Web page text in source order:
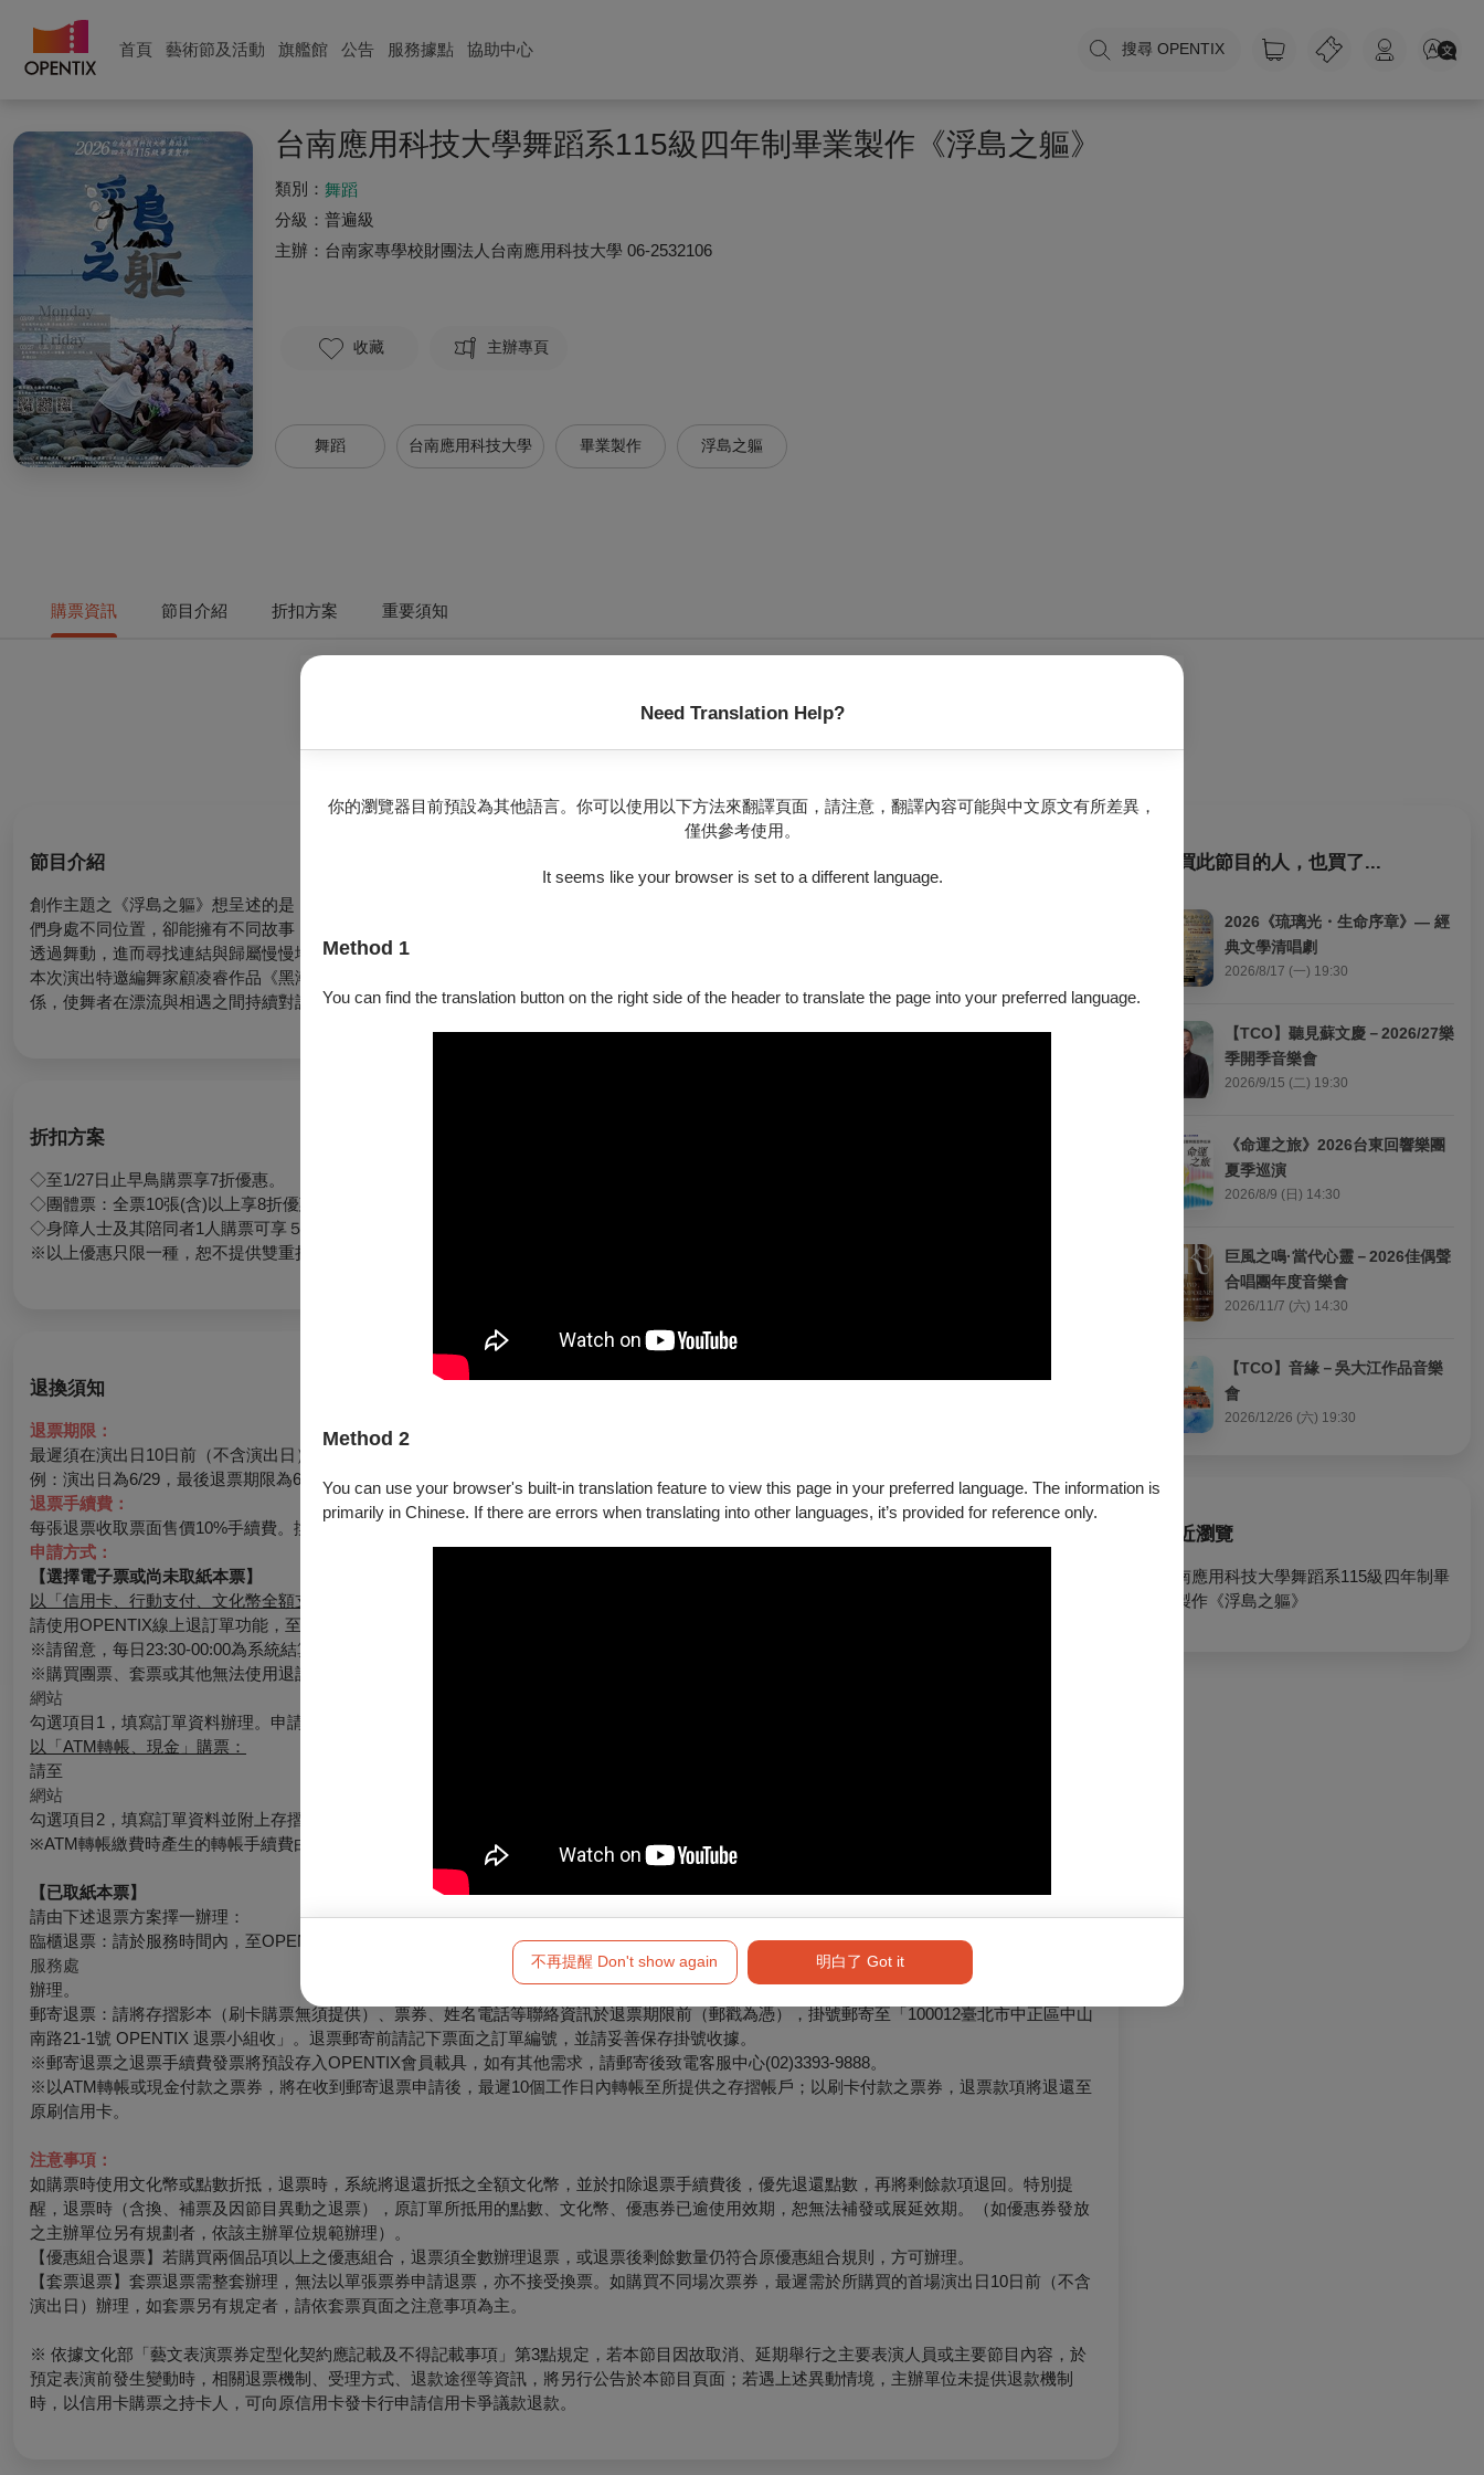
首頁 藝術節及活動 旗艦館 公告 服務據點 協助中心 搜尋 OPENTIX
Need Translation Help?
你的瀏覽器目前預設為其他語言。你可以使用以下方法來翻譯頁面，請注意，翻譯內容可能與中文原文有所差異，
僅供參考使用。
It seems like your browser is set to a different language.
Method 1
You can find the translation button on the right side of the header to translate the page into your preferred language.
Method 2
You can use your browser's built-in translation feature to view this page in your preferred language. The information is
primarily in Chinese. If there are errors when translating into other languages, it’s provided for reference only.
不再提醒 Don't show again 明白了 Got it
台南應用科技大學舞蹈系115級四年制畢業製作《浮島之軀》
類別： 舞蹈
分級： 普遍級
主辦： 台南家專學校財團法人台南應用科技大學 06-2532106
收藏 主辦專頁
舞蹈 台南應用科技大學 畢業製作 浮島之軀
購票資訊 節目介紹 折扣方案 重要須知
無可售場次
節目介紹
創作主題之《浮島之軀》想呈述的是，每個舞者都是一座浮島，漂浮於未知的大海上，時而隨波逐流，時而彼此靠近，當以身體作為連結，即使我
們身處不同位置，卻能擁有不同故事，最特別的是由每個身體出現的律動以連結彼此的身體激起共振，共振過程產生肢體語彙，舞者間的肢體語彙
透過舞動，進而尋找連結與歸屬慢慢地形成舞蹈無以言喻卻能透過感官感受舞蹈傳遞的寓意。
本次演出特邀編舞家顧凌睿作品《黑潮》與編舞家張忠安作品《小花》，兩件作品從不同身體視角出發，形塑群體與個體之間層層交織的動態關
係，使舞者在漂流與相遇之間持續對話，於舞動中映照出關於連結、共振與存在的深層意義。
折扣方案
◇至1/27日止早鳥購票享7折優惠。
◇團體票：全票10張(含)以上享8折優惠(每張$240)； 3人(含)享9折優惠、5人(含)享9折優惠(每張$270)。
◇身障人士及其陪同者1人購票可享５折優惠（入場時請出示證件）
※以上優惠只限一種，恕不提供雙重折扣。
退換須知
退票期限：
最遲須在演出日10日前（不含演出日）辦理，逾期無法受理。
例：演出日為6/29，最後退票期限為6/19。
退票手續費：
每張退票收取票面售價10%手續費。換票視同退票，需退票後重新購買。
申請方式：
【選擇電子票或尚未取紙本票】
以「信用卡、行動支付、文化幣全額支付」購票：
請使用OPENTIX線上退訂單功能，至會員＞訂單紀錄＞點入要退訂的訂單，按下「退訂單」勾選欲退項目，線上完成退訂。
※請留意，每日23:30-00:00為系統結算期間暫停服務。請務必留意退票期限，提前申請。
※購買團票、套票或其他無法使用退訂單功能時，請至
網站
勾選項目1，填寫訂單資料辦理。申請的退票如符合退票規則，將於3個工作日內執行退票作業。
以「ATM轉帳、現金」購票：
請至
網站
勾選項目2，填寫訂單資料並附上存摺照片辦理，申請的退票如符合退票規則，將於3個工作日內執行退票作業。
※ATM轉帳繳費時產生的轉帳手續費由銀行收取，如有退票情形（含換、補票及節目異動之退票），轉帳手續費恕無法一併退還。
【已取紙本票】
請由下述退票方案擇一辦理：
臨櫃退票：請於服務時間內，至OPENTIX臺北、臺中、臺南、高雄四大
服務處
辦理。
郵寄退票：請將存摺影本（刷卡購票無須提供）、票券、姓名電話等聯絡資訊於退票期限前（郵戳為憑），掛號郵寄至「100012臺北市中正區中山
南路21-1號 OPENTIX 退票小組收」。退票郵寄前請記下票面之訂單編號，並請妥善保存掛號收據。
※郵寄退票之退票手續費發票將預設存入OPENTIX會員載具，如有其他需求，請郵寄後致電客服中心(02)3393-9888。
※以ATM轉帳或現金付款之票券，將在收到郵寄退票申請後，最遲10個工作日內轉帳至所提供之存摺帳戶；以刷卡付款之票券，退票款項將退還至
原刷信用卡。
注意事項：
如購票時使用文化幣或點數折抵，退票時，系統將退還折抵之全額文化幣，並於扣除退票手續費後，優先退還點數，再將剩餘款項退回。特別提
醒，退票時（含換、補票及因節目異動之退票），原訂單所抵用的點數、文化幣、優惠券已逾使用效期，恕無法補發或展延效期。（如優惠券發放
之主辦單位另有規劃者，依該主辦單位規範辦理）。
【優惠組合退票】若購買兩個品項以上之優惠組合，退票須全數辦理退票，或退票後剩餘數量仍符合原優惠組合規則，方可辦理。
【套票退票】套票退票需整套辦理，無法以單張票券申請退票，亦不接受換票。如購買不同場次票券，最遲需於所購買的首場演出日10日前（不含
演出日）辦理，如套票另有規定者，請依套票頁面之注意事項為主。
※ 依據文化部「藝文表演票券定型化契約應記載及不得記載事項」第3點規定，若本節目因故取消、延期舉行之主要表演人員或主要節目內容，於
預定表演前發生變動時，相關退票機制、受理方式、退款途徑等資訊，將另行公告於本節目頁面；若遇上述異動情境，主辦單位未提供退款機制
時，以信用卡購票之持卡人，可向原信用卡發卡行申請信用卡爭議款退款。
購買此節目的人，也買了...
2026《琉璃光・生命序章》— 經
典文學清唱劇
2026/8/17 (一) 19:30
【TCO】聽見蘇文慶－2026/27樂
季開季音樂會
2026/9/15 (二) 19:30
《命運之旅》2026台東回響樂團
夏季巡演
2026/8/9 (日) 14:30
巨風之鳴·當代心靈－2026佳偶聲
合唱團年度音樂會
2026/11/7 (六) 14:30
【TCO】音緣－吳大江作品音樂
會
2026/12/26 (六) 19:30
最近瀏覽
台南應用科技大學舞蹈系115級四年制畢
業製作《浮島之軀》